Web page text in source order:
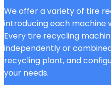
We offer a variety of tire
introducing each machine
Every tire recycling
independently or
recycling plant, and
your needs.